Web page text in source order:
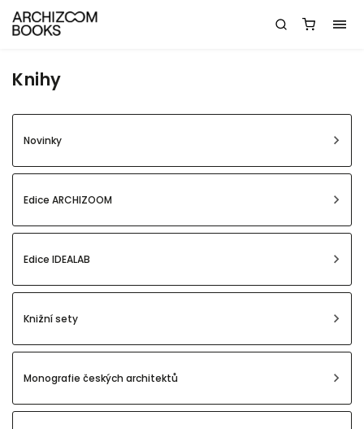
Knihy
Novinky
Edice ARCHIZOOM
Edice IDEALAB
Knižní sety
Monografie českých architektů